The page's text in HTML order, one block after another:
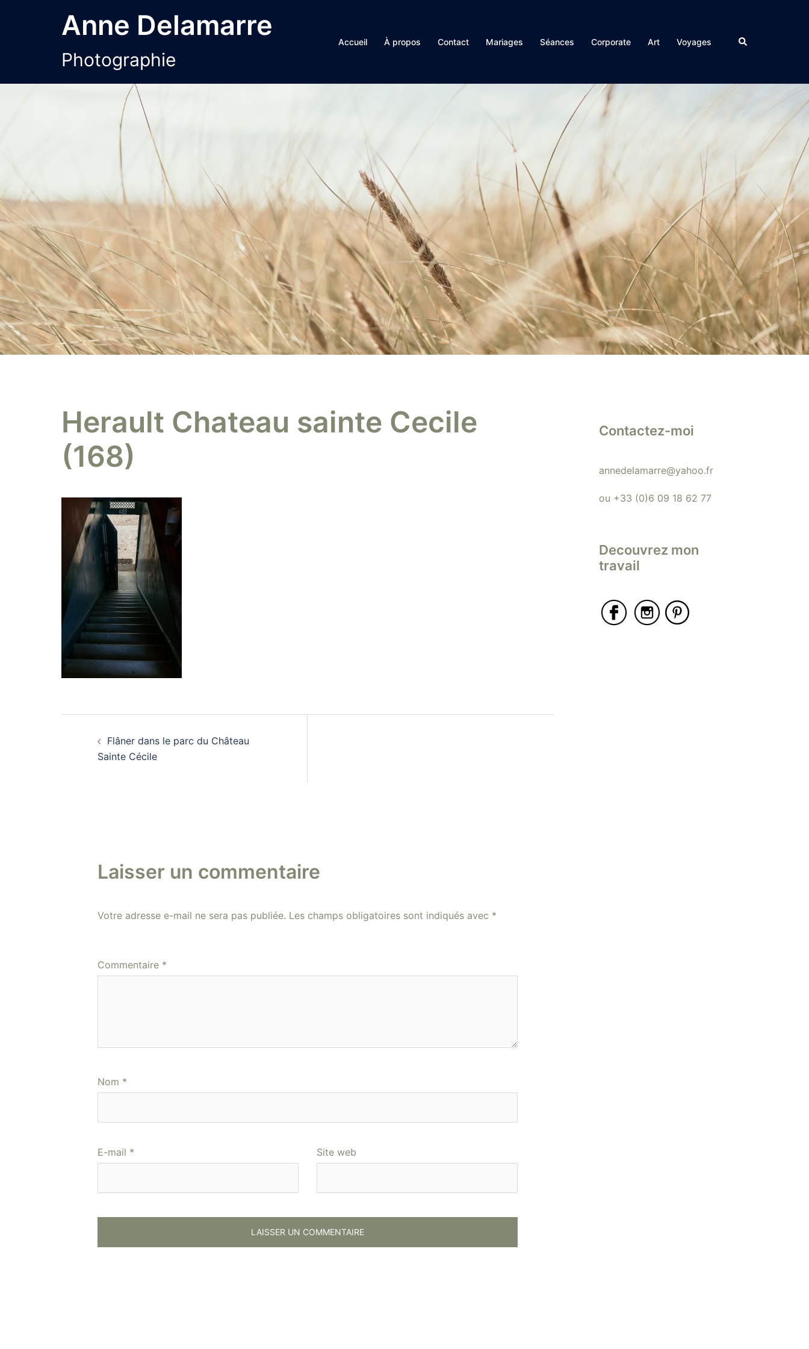
Anne Delamarre
Photographie
Accueil À propos Contact Mariages Séances Corporate Art Voyages Rechercher
Herault Chateau sainte Cecile
(168)
d’article
Flâner dans le parc du Château
Sainte Cécile
Laisser un commentaire
Votre adresse e-mail ne sera pas publiée. Les champs obligatoires sont indiqués avec *
Commentaire *
Nom *
E-mail * Site web
Contactez-moi
annedelamarre@yahoo.fr
ou +33 (0)6 09 18 62 77
Decouvrez mon
travail